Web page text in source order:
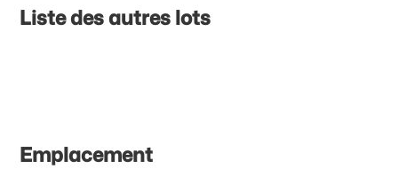
Liste des autres lots
Emplacement